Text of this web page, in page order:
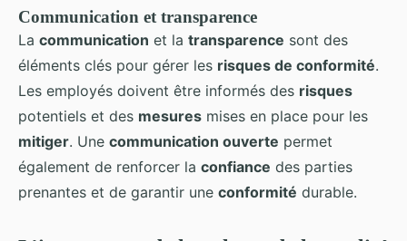
Communication et transparence
La communication et la transparence sont des
éléments clés pour gérer les risques de conformité.
Les employés doivent être informés des risques
potentiels et des mesures mises en place pour les
mitiger. Une communication ouverte permet
également de renforcer la confiance des parties
prenantes et de garantir une conformité durable.